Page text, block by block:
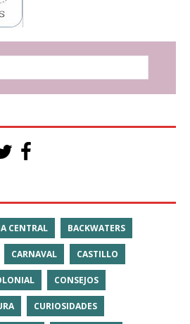
CENTRAL BACKWATERS
CARNAVAL CASTILLO
CONSEJOS
CURIOSIDADES